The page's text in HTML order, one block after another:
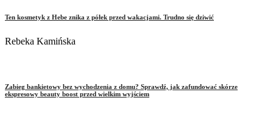
Ten kosmetyk z Hebe znika z półek przed wakacjami. Trudno się dziwić
Rebeka Kamińska
Zabieg bankietowy bez wychodzenia z domu? Sprawdź, jak zafundować skórze
ekspresowy beauty boost przed wielkim wyjściem